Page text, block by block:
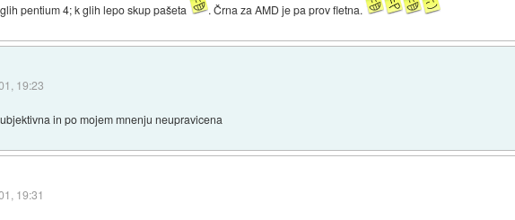
pentium 4; k glih lepo skup pašeta
. Črna za AMD je pa prov fletna.
19:23
in po mojem mnenju neupravicena
19:31